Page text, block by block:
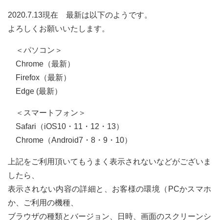
2020.7.13現在 最新は以下のようです。
よろしくお願いいたします。
＜パソコン＞
Chrome（最新）
Firefox（最新）
Edge (最新）
＜スマートフォン＞
Safari（iOS10・11・12・13）
Chrome（Android7・8・9・10）
上記をご利用頂いてもうまく表示されないなどがございま
したら、
表示されない内容の詳細と、お客様の環境（PCかスマホ
か、ご利用の機種、
ブラウザの種類とバージョン、日時、画面のスクリーンシ